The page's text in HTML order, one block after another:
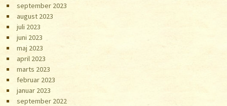
september 2023
august 2023
juli 2023
juni 2023
maj 2023
april 2023
marts 2023
februar 2023
januar 2023
september 2022